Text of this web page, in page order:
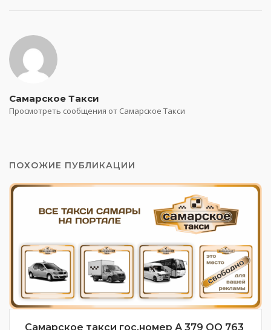
Самарское Такси
Просмотреть сообщения от Самарское Такси
ПОХОЖИЕ ПУБЛИКАЦИИ
Самарское такси гос.номер А 379 ОО 763